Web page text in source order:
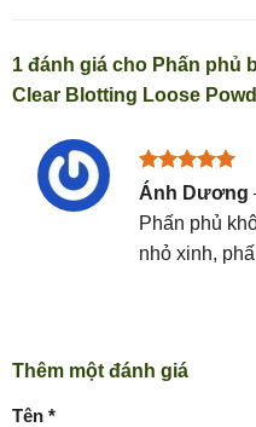
1 đánh giá cho Phấn phủ
Clear Blotting Loose
Được xếp
sao
Ánh Dương
Phấn phủ
nhỏ xinh,
Thêm một đánh giá
Tên *